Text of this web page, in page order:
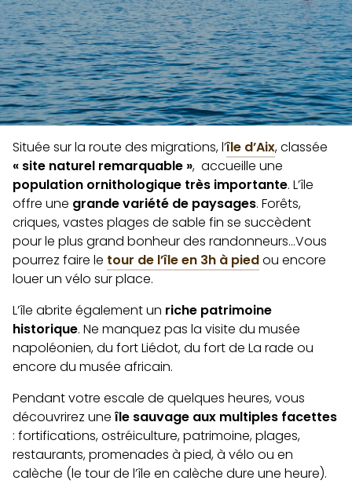
Située sur la route des migrations, l’île d’Aix, classée
« site naturel remarquable », accueille une
population ornithologique très importante. L’île
offre une grande variété de paysages. Forêts,
criques, vastes plages de sable fin se succèdent
pour le plus grand bonheur des randonneurs…Vous
pourrez faire le tour de l’île en 3h à piedou encore
louer un vélo sur place.
L’île abrite également un riche patrimoine
historique. Ne manquez pas la visite du musée
napoléonien, du fort Liédot, du fort de La rade ou
encore du musée africain.
Pendant votre escale de quelques heures, vous
découvrirez une île sauvage aux multiples facettes
: fortifications, ostréiculture, patrimoine, plages,
restaurants, promenades à pied, à vélo ou en
calèche (le tour de l’île en calèche dure une heure).